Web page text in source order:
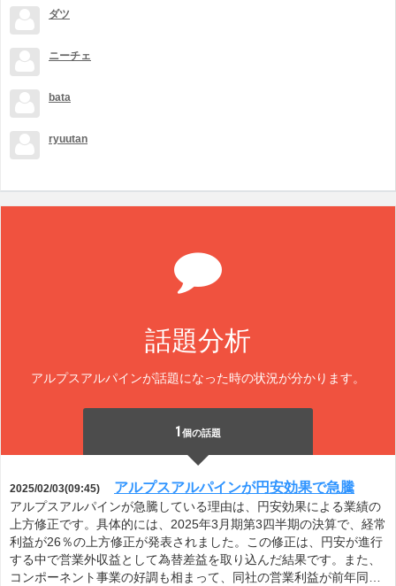
ダツ
ニーチェ
bata
ryuutan
話題分析
アルプスアルパインが話題になった時の状況が分かります。
1個の話題
2025/02/03(09:45) アルプスアルパインが円安効果で急騰
アルプスアルパインが急騰している理由は、円安効果による業績の
上方修正です。具体的には、2025年3月期第3四半期の決算で、経常
利益が26％の上方修正が発表されました。この修正は、円安が進行
する中で営業外収益として為替差益を取り込んだ結果です。また、
コンポーネント事業の好調も相まって、同社の営業利益が前年同…